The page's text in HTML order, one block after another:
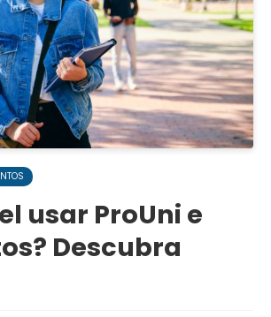
usar ProUni e
Descubra